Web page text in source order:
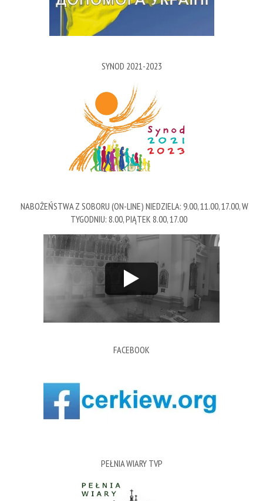
SYNOD 2021-2023
NABOŻEŃSTWA Z SOBORU (ON-LINE) NIEDZIELA: 9.00, 11.00, 17.00, W
TYGODNIU: 8.00, PIĄTEK 8.00, 17.00
FACEBOOK
PEŁNIA WIARY TVP